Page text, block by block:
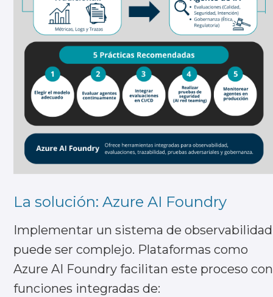
La solución: Azure AI Foundry
Implementar un sistema de observabilidad
puede ser complejo. Plataformas como
Azure AI Foundry facilitan este proceso con
funciones integradas de: